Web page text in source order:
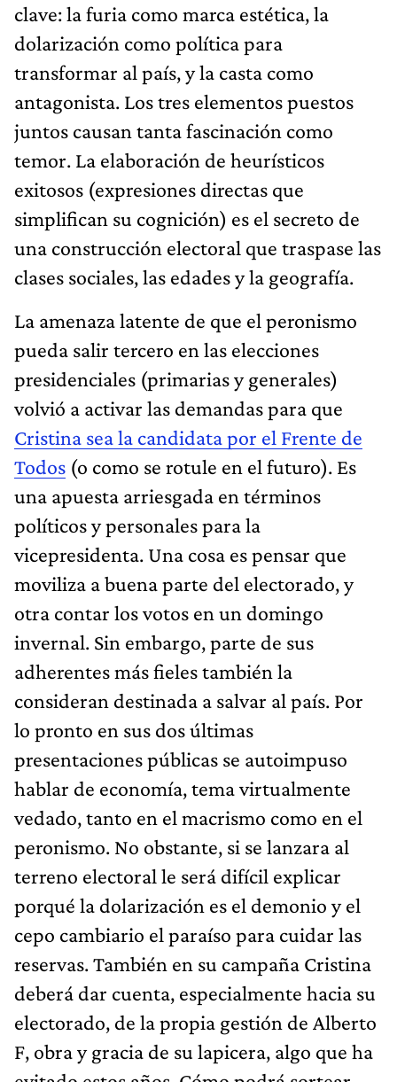
clave: la furia como marca estética, la
dolarización como política para
transformar al país, y la casta como
antagonista. Los tres elementos puestos
juntos causan tanta fascinación como
temor. La elaboración de heurísticos
exitosos (expresiones directas que
simplifican su cognición) es el secreto de
una construcción electoral que traspase las
clases sociales, las edades y la geografía.
La amenaza latente de que el peronismo
pueda salir tercero en las elecciones
presidenciales (primarias y generales)
volvió a activar las demandas para que
Cristina sea la candidata por el Frente de
Todos (o como se rotule en el futuro). Es
una apuesta arriesgada en términos
políticos y personales para la
vicepresidenta. Una cosa es pensar que
moviliza a buena parte del electorado, y
otra contar los votos en un domingo
invernal. Sin embargo, parte de sus
adherentes más fieles también la
consideran destinada a salvar al país. Por
lo pronto en sus dos últimas
presentaciones públicas se autoimpuso
hablar de economía, tema virtualmente
vedado, tanto en el macrismo como en el
peronismo. No obstante, si se lanzara al
terreno electoral le será difícil explicar
porqué la dolarización es el demonio y el
cepo cambiario el paraíso para cuidar las
reservas. También en su campaña Cristina
deberá dar cuenta, especialmente hacia su
electorado, de la propia gestión de Alberto
F, obra y gracia de su lapicera, algo que ha